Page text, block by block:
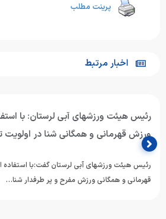
پرینت مطلب
اخبار مرتبط
رئیس هیئت ورزشهای آبی لرستان: با
ورزش قهرمانی و همگانی شنا در اولویت
رئیس هیئت ورزشهای آبی لرستان گفت:با استفاده
قهرمانی و همگانی ورزش مفرح و پر طرفدار شنا…